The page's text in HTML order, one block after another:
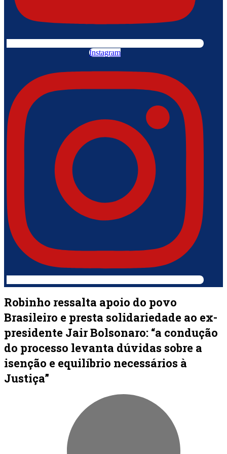
Instagram
Robinho ressalta apoio do povo
Brasileiro e presta solidariedade ao ex-
presidente Jair Bolsonaro: “a condução
do processo levanta dúvidas sobre a
isenção e equilíbrio necessários à
Justiça”